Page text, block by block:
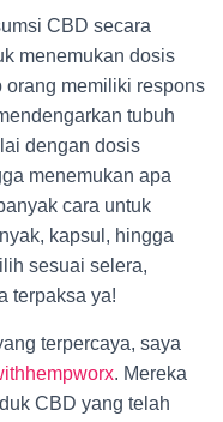
CBD secara
menemukan dosis
orang memiliki respons
tubuh
dengan dosis
menemukan apa
cara untuk
kapsul, hingga
sesuai selera,
terpaksa ya!
terpercaya, saya
. Mereka
CBD yang telah